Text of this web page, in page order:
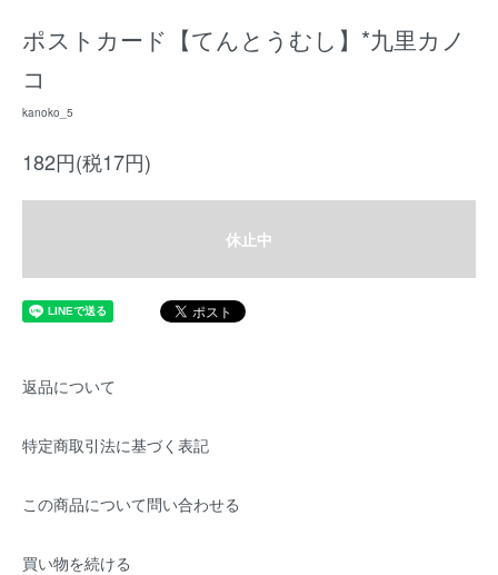
ポストカード【てんとうむし】*九里カノ
コ
kanoko_5
182円(税17円)
休止中
返品について
特定商取引法に基づく表記
この商品について問い合わせる
買い物を続ける